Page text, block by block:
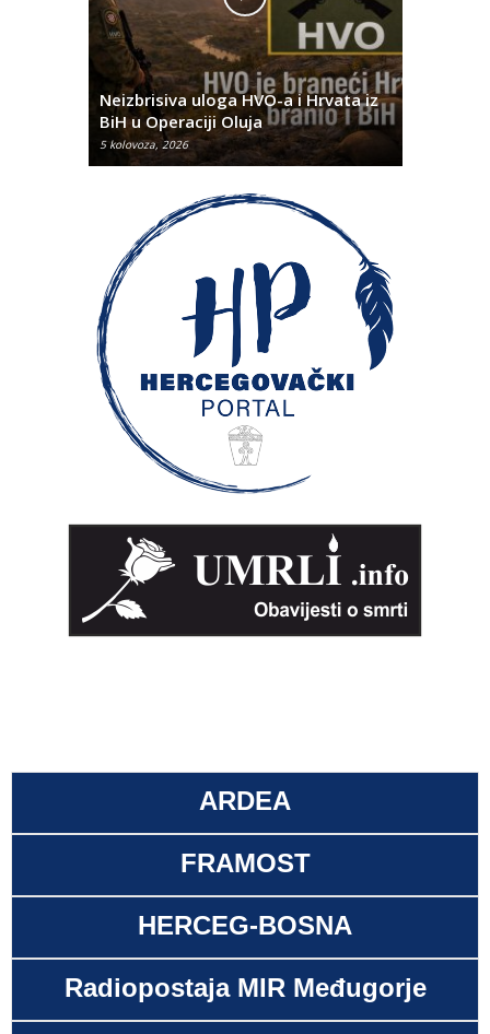
Neizbrisiva uloga HVO-a i Hrvata iz
BiH u Operaciji Oluja
5 kolovoza, 2026
ARDEA
FRAMOST
HERCEG-BOSNA
Radiopostaja MIR Međugorje